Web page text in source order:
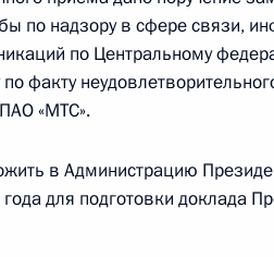
граждан в Москве
19:35
данные по результатам
по надзору в сфере связи,
по Центральному
факту
«МТС».
в Администрацию
для подготовки доклада